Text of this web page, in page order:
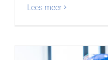
Lees meer